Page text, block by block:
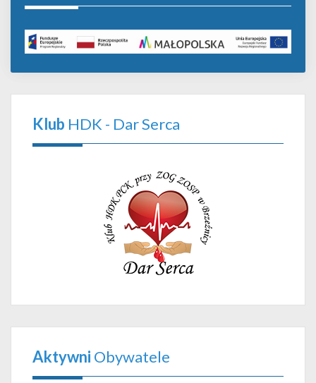
Klub HDK - Dar Serca
Aktywni Obywatele